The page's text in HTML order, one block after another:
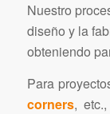
Nuestro
diseño y la
obteniendo
Para
corners,